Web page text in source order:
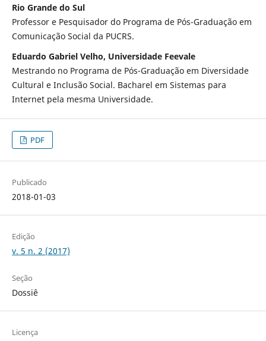
Rio Grande do Sul
Professor e Pesquisador do Programa de Pós-Graduação em
Comunicação Social da PUCRS.
Eduardo Gabriel Velho, Universidade Feevale
Mestrando no Programa de Pós-Graduação em Diversidade
Cultural e Inclusão Social. Bacharel em Sistemas para
Internet pela mesma Universidade.
PDF
Publicado
2018-01-03
Edição
v. 5 n. 2 (2017)
Seção
Dossiê
Licença